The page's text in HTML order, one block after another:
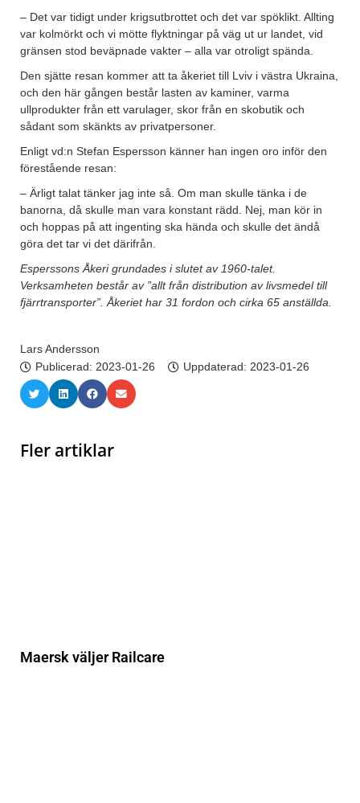
– Det var tidigt under krigsutbrottet och det var spöklikt. Allting
var kolmörkt och vi mötte flyktningar på väg ut ur landet, vid
gränsen stod beväpnade vakter – alla var otroligt spända.
Den sjätte resan kommer att ta åkeriet till Lviv i västra Ukraina,
och den här gången består lasten av kaminer, varma
ullprodukter från ett varulager, skor från en skobutik och
sådant som skänkts av privatpersoner.
Enligt vd:n Stefan Espersson känner han ingen oro inför den
förestående resan:
– Ärligt talat tänker jag inte så. Om man skulle tänka i de
banorna, då skulle man vara konstant rädd. Nej, man kör in
och hoppas på att ingenting ska hända och skulle det ändå
göra det tar vi det därifrån.
Esperssons Åkeri grundades i slutet av 1960-talet.
Verksamheten består av ”allt från distribution av livsmedel till
fjärrtransporter”. Åkeriet har 31 fordon och cirka 65 anställda.
Lars Andersson
Publicerad: 2023-01-26 Uppdaterad: 2023-01-26
Fler artiklar
Maersk väljer Railcare